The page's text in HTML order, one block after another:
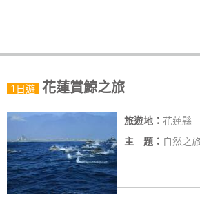
1日遊 花蓮賞鯨之旅
旅遊地： 花蓮縣
主 題： 自然之